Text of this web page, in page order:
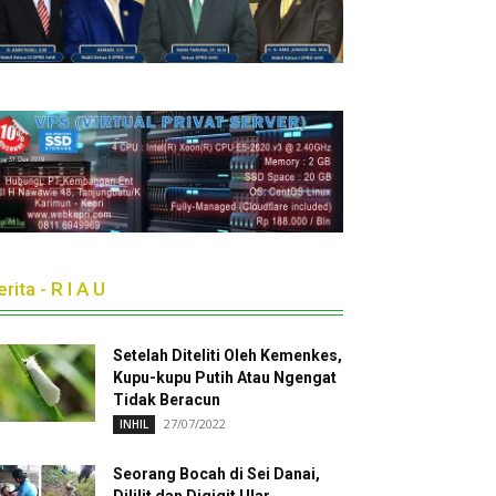
- R I A U
Setelah Diteliti Oleh Kemenkes,
Kupu-kupu Putih Atau Ngengat
Tidak Beracun
INHIL 27/07/2022
Seorang Bocah di Sei Danai,